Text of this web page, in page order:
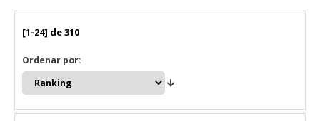
[1-24] de 310
Ordenar por: